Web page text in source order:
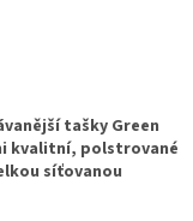
tašky Green
kvalitní, polstrované
síťovanou